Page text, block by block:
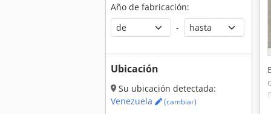
Año de fabricación:
-
Ubicación
Su ubicación detectada:
Venezuela
(cambiar)